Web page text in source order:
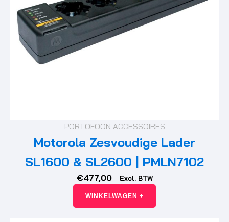
PORTOFOON ACCESSOIRES
Motorola Zesvoudige Lader
SL1600 & SL2600 | PMLN7102
€477,00 Excl. BTW
WINKELWAGEN +